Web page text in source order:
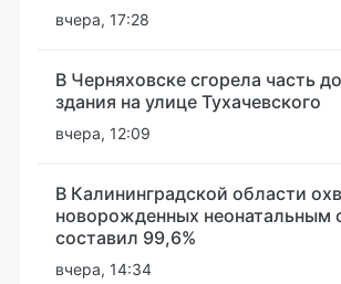
вчера, 17:28
В Черняховске сгорела часть
здания на улице Тухачевского
вчера, 12:09
В Калининградской области
новорожденных неонатальным
составил 99,6%
вчера, 14:34